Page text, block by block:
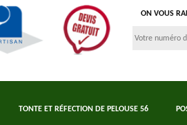
ON VOUS
TONTE ET RÉFECTION DE PELOUSE 56